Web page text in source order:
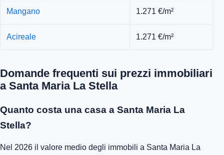
Mangano 1.271 €/m²
Acireale 1.271 €/m²
Domande frequenti sui prezzi immobiliari
a Santa Maria La Stella
Quanto costa una casa a Santa Maria La
Stella?
Nel 2026 il valore medio degli immobili a Santa Maria La